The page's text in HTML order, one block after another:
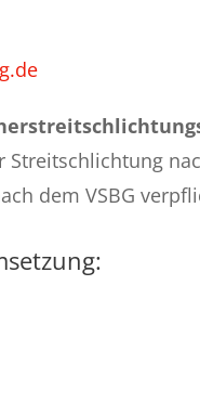
Streitschlichtung
dem VSBG